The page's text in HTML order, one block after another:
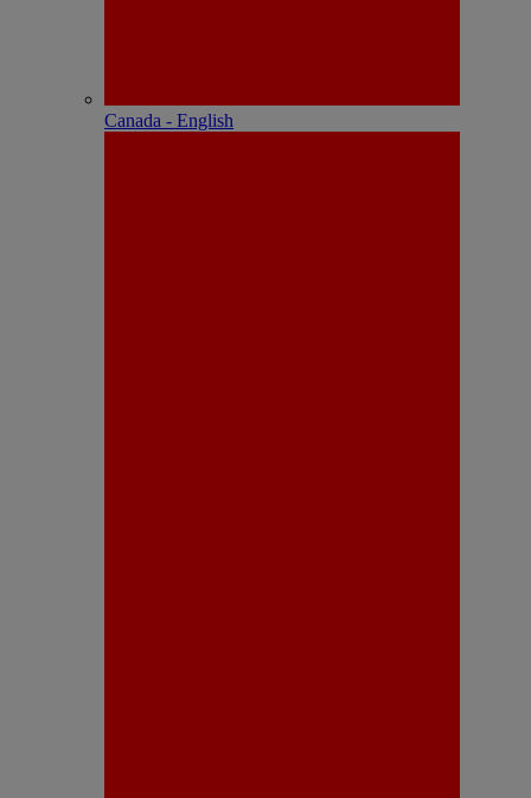
Canada - English